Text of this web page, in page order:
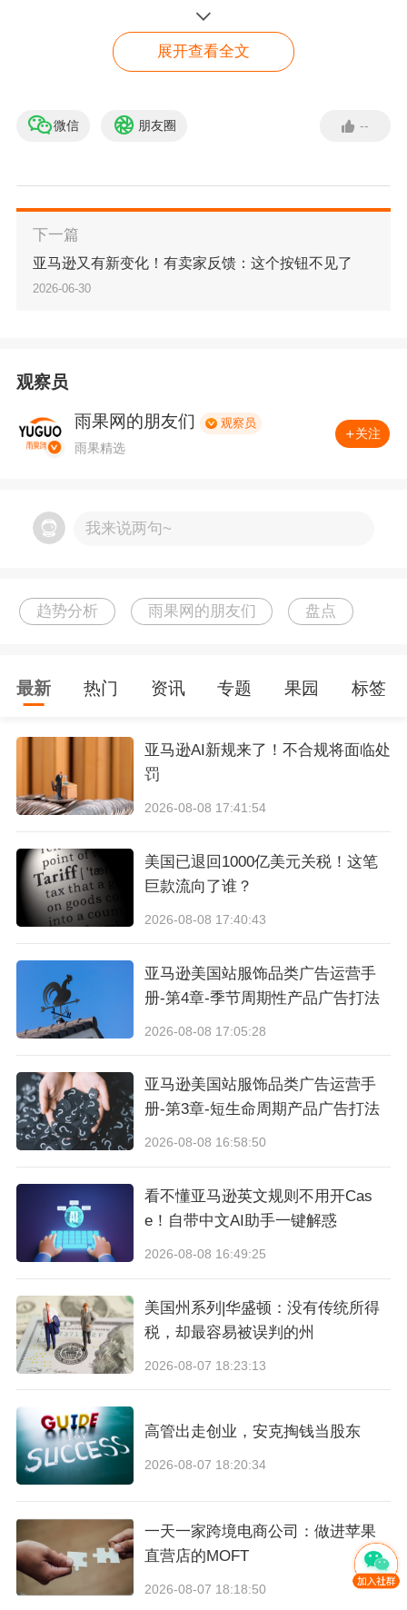
年下半年起，这三根支柱被逐一动摇。到 2026
年上半年，这已不再是某个平台、某个国家的孤
额免税豁免已成历史，欧盟的"150 欧元时代"进
的"常量"；而在国内，税务与海关监管也以"数据
比对"为抓手，把行业从"灰色合规"推向"全链条透
明"。
创新在关税压力下守住 43% 以上毛利率；拓竹把
一台中国 3D 打印机做成全球品类第一；Plaud
级。退潮与上涨同时发生——这正是"分水岭"的
术、做本地化的玩家在被重估。
分化"
宏观需求侧，全球进入温和降息通道。主流投行
普遍预期美联储 2026 全年降息 1—2 次（累计 2
5—50 个基点），首次降息最可能在年中之后启
5%，欧元区迎来 GDP 增速 1—1.5% 的温和周期
性复苏。融资环境趋于宽松、消费有支撑，这是
其一，美国经济"冷热分化"。上半年美国增长强
劲（一季度约 3.5%、二季度约 2.5%），但对利
资同比仍在下行——这恰是不少出海大件品类
（家居、家电）的主战场。强总量之下，藏着结
其二，关税的通胀效应有滞后性。
多家机构判
断，对等关税对美国物价的影响要到 2026 上半
格敏感度"可能不降反升——对所有靠"质价比"打
天下的中国品牌，这是必须提前定价的变量。
并未崩塌。胜负手从"谁的价格更低"，转向"谁能
在含税、含合规成本的新价格带里，依然给消费
PART 02 · 全球合规（本期重点）从"选择题"变
成"生存题"
一键了解行业数据洞察
一键了解行业数据洞察
展开查看全文
微信 朋友圈 --
下一篇
亚马逊又有新变化！有卖家反馈：这个按钮不见了
2026-06-30
观察员
雨果网的朋友们 观察员
雨果精选
关注
我来说两句~
趋势分析 雨果网的朋友们 盘点
最新 热门 资讯 专题 果园 标签
亚马逊AI新规来了！不合规将面临处
罚
2026-08-08 17:41:54
美国已退回1000亿美元关税！这笔
巨款流向了谁？
2026-08-08 17:40:43
亚马逊美国站服饰品类广告运营手
册-第4章-季节周期性产品广告打法
2026-08-08 17:05:28
亚马逊美国站服饰品类广告运营手
册-第3章-短生命周期产品广告打法
2026-08-08 16:58:50
看不懂亚马逊英文规则不用开Cas
e！自带中文AI助手一键解惑
2026-08-08 16:49:25
美国州系列|华盛顿：没有传统所得
税，却最容易被误判的州
2026-08-07 18:23:13
高管出走创业，安克掏钱当股东
2026-08-07 18:20:34
一天一家跨境电商公司：做进苹果
直营店的MOFT
2026-08-07 18:18:50